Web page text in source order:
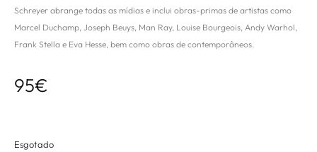
Schreyer abrange todas as mídias e inclui obras-primas de artistas como
Marcel Duchamp, Joseph Beuys, Man Ray, Louise Bourgeois, Andy Warhol,
Frank Stella e Eva Hesse, bem como obras de contemporâneos.
95€
Esgotado